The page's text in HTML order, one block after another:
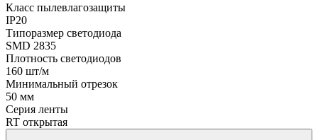
Класс пылевлагозащиты
IP20
Типоразмер светодиода
SMD 2835
Плотность светодиодов
160 шт/м
Минимальный отрезок
50 мм
Серия ленты
RT открытая